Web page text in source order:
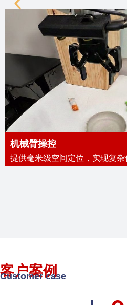
机械臂操控
提供毫米级空间定位，实现复
客户案例
Customer case